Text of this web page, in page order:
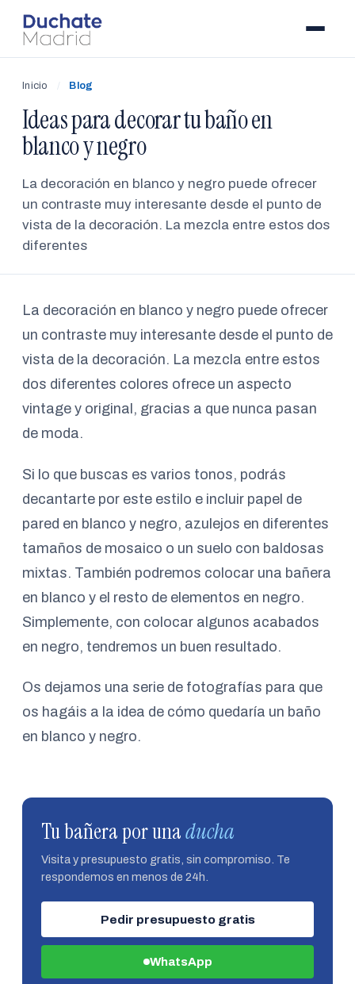
Inicio / Blog
Ideas para decorar tu baño en
blanco y negro
La decoración en blanco y negro puede ofrecer
un contraste muy interesante desde el punto de
vista de la decoración. La mezcla entre estos dos
diferentes
La decoración en blanco y negro puede ofrecer
un contraste muy interesante desde el punto de
vista de la decoración. La mezcla entre estos
dos diferentes colores ofrece un aspecto
vintage y original, gracias a que nunca pasan
de moda.
Si lo que buscas es varios tonos, podrás
decantarte por este estilo e incluir papel de
pared en blanco y negro, azulejos en diferentes
tamaños de mosaico o un suelo con baldosas
mixtas. También podremos colocar una bañera
en blanco y el resto de elementos en negro.
Simplemente, con colocar algunos acabados
en negro, tendremos un buen resultado.
Os dejamos una serie de fotografías para que
os hagáis a la idea de cómo quedaría un baño
en blanco y negro.
Tu bañera por unaducha
Visita y presupuesto gratis, sin compromiso. Te
respondemos en menos de 24h.
Pedir presupuesto gratis
WhatsApp